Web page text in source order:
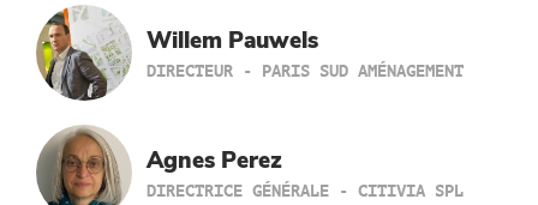
Willem Pauwels
DIRECTEUR - PARIS SUD AMÉNAGEMENT
Agnes Perez
DIRECTRICE GÉNÉRALE - CITIVIA SPL